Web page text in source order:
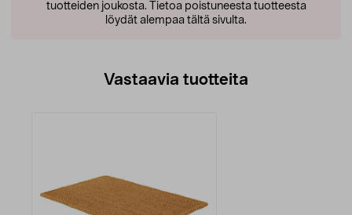
tuotteiden joukosta. Tietoa poistuneesta tuotteesta
löydät alempaa tältä sivulta.
Vastaavia tuotteita